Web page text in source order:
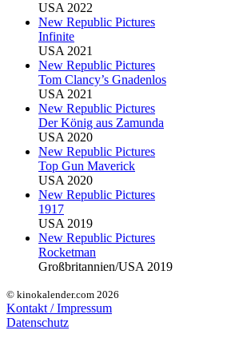
USA 2022
New Republic Pictures
Infinite
USA 2021
New Republic Pictures
Tom Clancy’s Gnadenlos
USA 2021
New Republic Pictures
Der König aus Zamunda
USA 2020
New Republic Pictures
Top Gun Maverick
USA 2020
New Republic Pictures
1917
USA 2019
New Republic Pictures
Rocketman
Großbritannien/USA 2019
© kinokalender.com 2026
Kontakt / Impressum
Datenschutz